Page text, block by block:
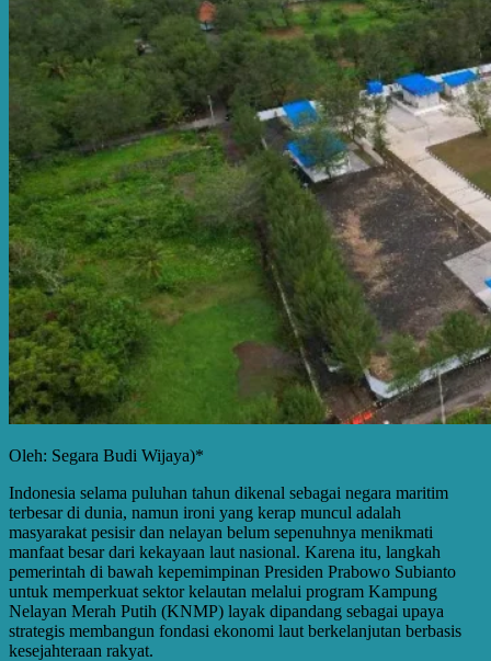
Oleh: Segara Budi Wijaya)*
Indonesia selama puluhan tahun dikenal sebagai negara maritim
terbesar di dunia, namun ironi yang kerap muncul adalah
masyarakat pesisir dan nelayan belum sepenuhnya menikmati
manfaat besar dari kekayaan laut nasional. Karena itu, langkah
pemerintah di bawah kepemimpinan Presiden Prabowo Subianto
untuk memperkuat sektor kelautan melalui program Kampung
Nelayan Merah Putih (KNMP) layak dipandang sebagai upaya
strategis membangun fondasi ekonomi laut berkelanjutan berbasis
kesejahteraan rakyat.